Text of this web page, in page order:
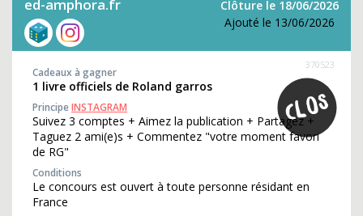
ed-amphora.fr
Clôture le 18/06/2026
Ajouté le 13/06/2026
370523
Cadeaux à gagner
1 livre officiels de Roland garros
PrincipeINSTAGRAM
Suivez 3 comptes + Aimez la publication + Partagez +
Taguez 2 ami(e)s + Commentez "votre moment favori
de RG"
Conditions
Le concours est ouvert à toute personne résidant en
France